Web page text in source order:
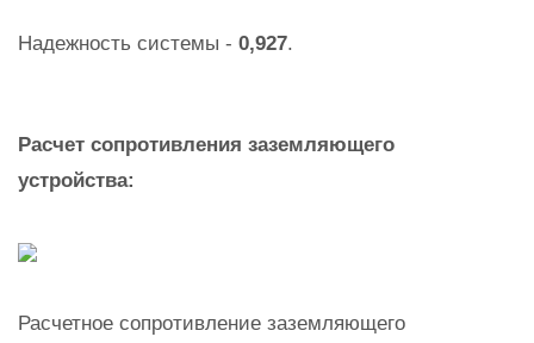
Надежность системы - 0,927.
Расчет сопротивления заземляющего
устройства:
Расчетное сопротивление заземляющего